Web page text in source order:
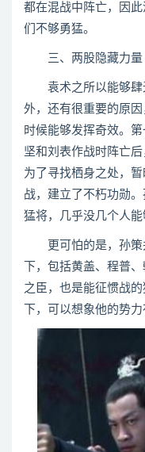
都在混战中阵亡，因
们不够勇猛。
三、两股隐藏力量
袁术之所以能够肆
外，还有很重要的原
时候能够发挥奇效。
坚和刘表作战时阵亡
为了寻找栖身之处，
战，建立了不朽功勋
猛将，几乎没几个人能
更可怕的是，孙策
下，包括黄盖、程普
之臣，也是能征惯战
下，可以想象他的势